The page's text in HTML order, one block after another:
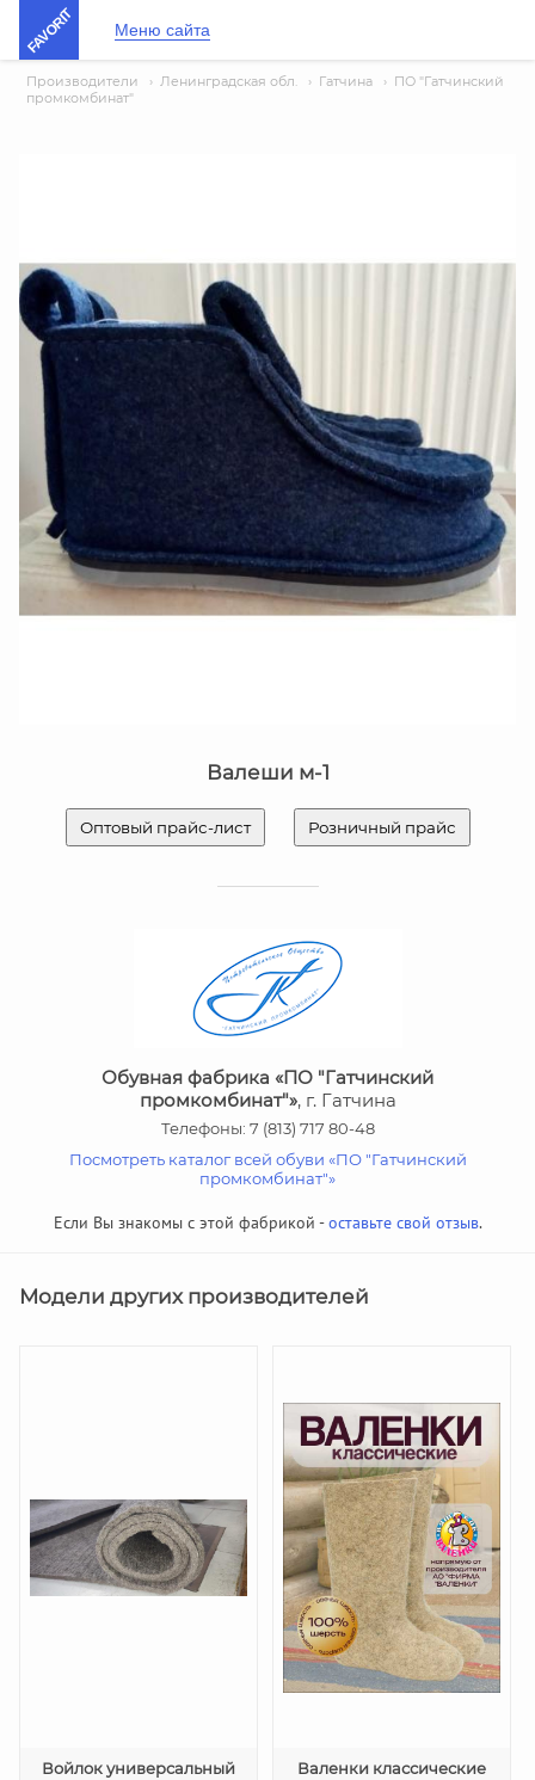
FAVORIT Меню сайта
Производители › Ленинградская обл. › Гатчина › ПО "Гатчинский
промкомбинат"
Валеши м-1
Оптовый прайс-лист Розничный прайс
Обувная фабрика «ПО "Гатчинский
промкомбинат"», г. Гатчина
Телефоны: 7 (813) 717 80-48
Посмотреть каталог всей обуви «ПО "Гатчинский
промкомбинат"»
Если Вы знакомы с этой фабрикой -оставьте свой отзыв.
Модели других производителей
Войлок универсальный Валенки классические